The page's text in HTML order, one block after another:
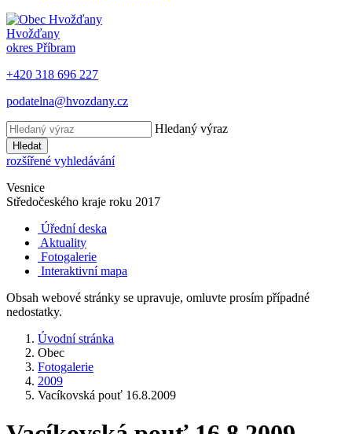
Hvožďany
okres Příbram
+420 318 696 227
podatelna@hvozdany.cz
Hledaný výraz
Hledat
rozšířené vyhledávání
Vesnice
Středočeského kraje roku 2017
Úřední deska
Aktuality
Fotogalerie
Interaktivní mapa
Obsah webové stránky se upravuje, omluvte prosím případné
nedostatky.
Úvodní stránka
Obec
Fotogalerie
2009
Vacíkovská pouť 16.8.2009